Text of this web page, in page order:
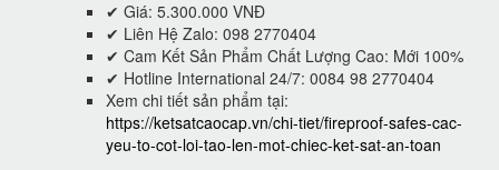
✔ Giá: 5.300.000 VNĐ
✔ Liên Hệ Zalo: 098 2770404
✔ Cam Kết Sản Phẩm Chất Lượng Cao: Mới 100%
✔ Hotline International 24/7: 0084 98 2770404
Xem chi tiết sản phẩm tại:
https://ketsatcaocap.vn/chi-tiet/fireproof-safes-cac-
yeu-to-cot-loi-tao-len-mot-chiec-ket-sat-an-toan